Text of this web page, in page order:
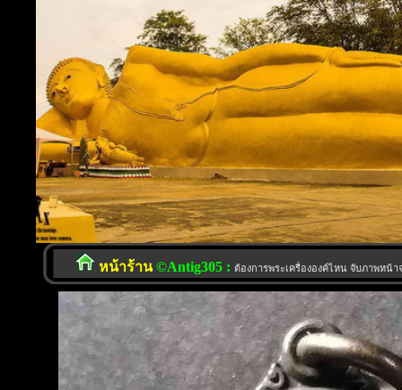
หน้าร้าน©Antig305 : ต้องการพระเครื่ององค์ไหน จับภาพหน้า